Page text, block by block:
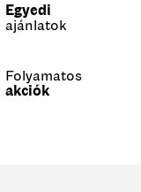
Egyedi
ajánlatok
Folyamatos
akciók